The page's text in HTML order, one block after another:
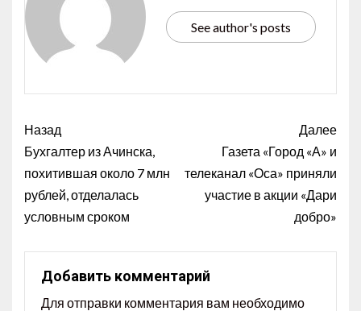
See author's posts
Назад
Бухгалтер из Ачинска,
похитившая около 7 млн
рублей, отделалась
условным сроком
Далее
Газета «Город «А» и
телеканал «Оса» приняли
участие в акции «Дари
добро»
Добавить комментарий
Для отправки комментария вам необходимо